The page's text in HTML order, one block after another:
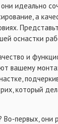
идеально
а
оснастки
и
вашему
который
Во-первых, они